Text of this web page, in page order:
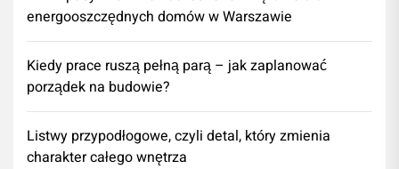
energooszczędnych domów w Warszawie
Kiedy prace ruszą pełną parą – jak zaplanować
porządek na budowie?
Listwy przypodłogowe, czyli detal, który zmienia
charakter całego wnętrza